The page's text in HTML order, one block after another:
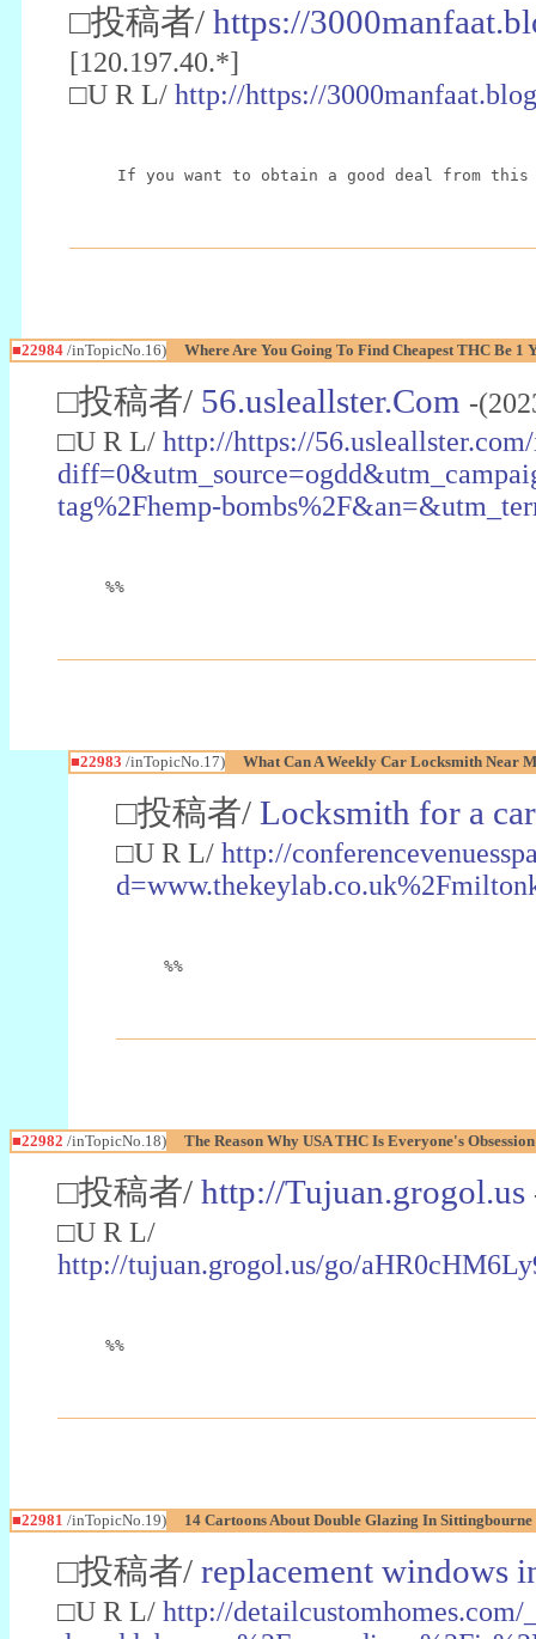
□投稿者/ https://
[120.197.40.*]
□U R L/ http://https://
If you want to obtain a good deal from this
■22984 /inTopicNo.16) Where Are You Going To Find Cheapest THC Be 1
□投稿者/ 56.usleallster.Com -
□U R L/ http://https://
tag%2Fhemp-
%%
■22983 /inTopicNo.17) What Can A Weekly Car Locksmith Near
□投稿者/ Locksmith for a car
□U R L/ http://
%%
■22982 /inTopicNo.18) The Reason Why USA THC Is Everyone's
□投稿者/ http://Tujuan.grogol.us
□U R L/
http://tujuan.grogol.us/go/
%%
■22981 /inTopicNo.19) 14 Cartoons About Double Glazing In
□投稿者/ replacement windows
□U R L/ http://detailcustomhomes.com/